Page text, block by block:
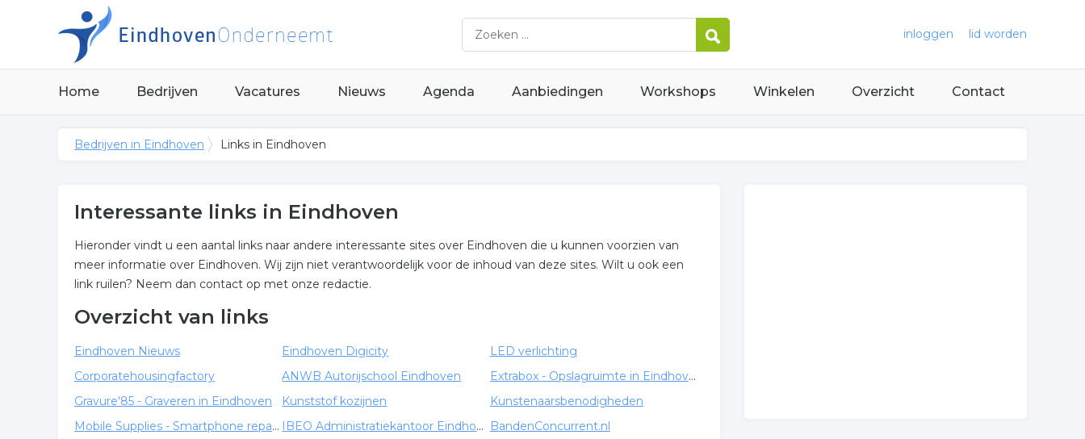
inloggen lid worden
Home Bedrijven Vacatures Nieuws Agenda Aanbiedingen Workshops Winkelen Overzicht Contact
Bedrijven in Eindhoven Links in Eindhoven
Interessante links in Eindhoven
Hieronder vindt u een aantal links naar andere interessante sites over Eindhoven die u kunnen voorzien van
meer informatie over Eindhoven. Wij zijn niet verantwoordelijk voor de inhoud van deze sites. Wilt u ook een
link ruilen? Neem dan contact op met onze redactie.
Overzicht van links
Eindhoven Nieuws Eindhoven Digicity
LED verlichting
Corporatehousingfactory
ANWB Autorijschool Eindhoven
Extrabox - Opslagruimte in Eindhoven
Gravure'85 - Graveren in Eindhoven
Kunststof kozijnen
Kunstenaarsbenodigheden
Mobile Supplies - Smartphone reparaties
IBEO Administratiekantoor Eindhoven
BandenConcurrent.nl